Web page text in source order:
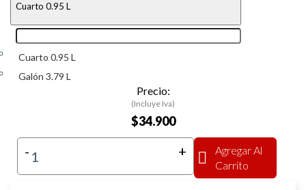
Cuarto 0.95 L
Cuarto 0.95 L
Galón 3.79 L
Precio:
(Incluye Iva)
$34.900
- +
Agregar Al
Carrito